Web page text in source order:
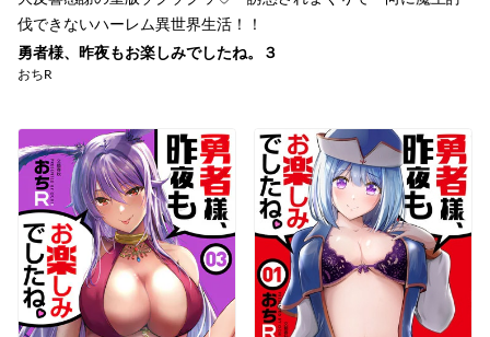
伐できないハーレム異世界生活！！
勇者様、昨夜もお楽しみでしたね。３
おちR